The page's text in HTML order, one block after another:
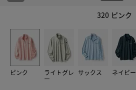
320 ピンク
ピンク ライトグレ
ー
サックス ネイビー
この商品をシェアする